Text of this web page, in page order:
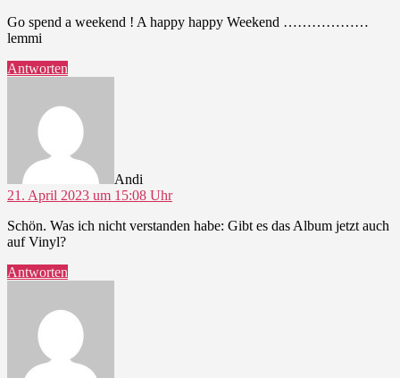
Go spend a weekend ! A happy happy Weekend ………………
lemmi
Antworten
Andi
21. April 2023 um 15:08 Uhr
Schön. Was ich nicht verstanden habe: Gibt es das Album jetzt auch
auf Vinyl?
Antworten